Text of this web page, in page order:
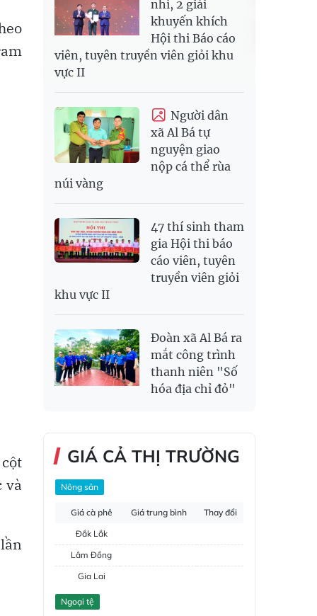
và
nhì, 2 giải
khuyến khích
Hội thi Báo cáo
viên, tuyên truyền viên giỏi khu
vực II
Người dân
xã Al Bá tự
nguyện giao
nộp cá thể rùa
núi vàng
47 thí sinh tham
gia Hội thi báo
cáo viên, tuyên
truyền viên giỏi
khu vực II
Đoàn xã Al Bá ra
mắt công trình
thanh niên "Số
hóa địa chỉ đỏ"
GIÁ CẢ THỊ TRƯỜNG
Nông sản
Giá cà phê Giá trung bình
Thay đổi
Đắk Lắk
Lâm Đồng
Gia Lai
Đắk Nông
Ngoại tệ